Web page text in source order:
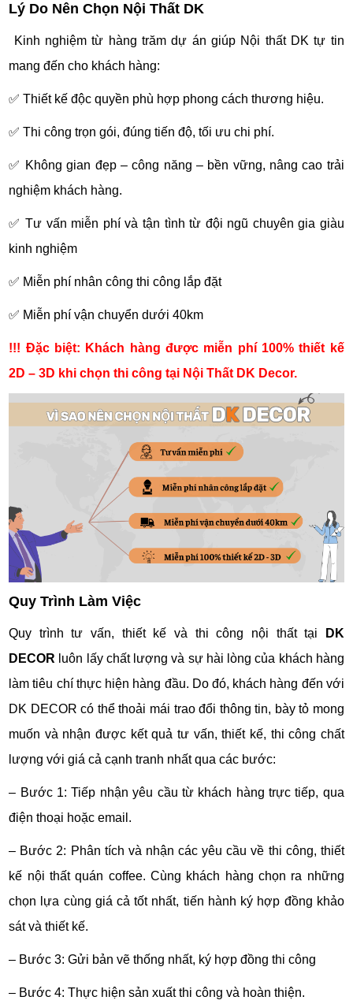
Lý Do Nên Chọn Nội Thất DK
Kinh nghiệm từ hàng trăm dự án giúp Nội thất DK tự tin
mang đến cho khách hàng:
✅ Thiết kế độc quyền phù hợp phong cách thương hiệu.
✅ Thi công trọn gói, đúng tiến độ, tối ưu chi phí.
✅ Không gian đẹp – công năng – bền vững, nâng cao trải
nghiệm khách hàng.
✅ Tư vấn miễn phí và tận tình từ đội ngũ chuyên gia giàu
kinh nghiệm
✅ Miễn phí nhân công thi công lắp đặt
✅ Miễn phí vận chuyển dưới 40km
!!! Đặc biệt: Khách hàng được miễn phí 100% thiết kế
2D – 3D khi chọn thi công tại Nội Thất DK Decor.
Quy Trình Làm Việc
Quy trình tư vấn, thiết kế và thi công nội thất tại
DK
DECOR luôn lấy chất lượng và sự hài lòng của khách hàng
làm tiêu chí thực hiện hàng đầu. Do đó, khách hàng đến với
DK DECOR có thể thoải mái trao đổi thông tin, bày tỏ mong
muốn và nhận được kết quả tư vấn, thiết kế, thi công chất
lượng với giá cả cạnh tranh nhất qua các bước:
– Bước 1: Tiếp nhận yêu cầu từ khách hàng trực tiếp, qua
điện thoại hoặc email.
– Bước 2: Phân tích và nhận các yêu cầu về thi công, thiết
kế nội thất quán coffee. Cùng khách hàng chọn ra những
chọn lựa cùng giá cả tốt nhất, tiến hành ký hợp đồng khảo
sát và thiết kế.
– Bước 3: Gửi bản vẽ thống nhất, ký hợp đồng thi công
– Bước 4: Thực hiện sản xuất thi công và hoàn thiện.